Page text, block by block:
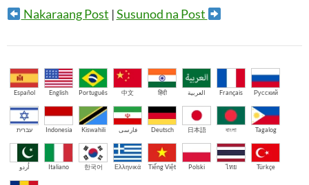
Nakaraang Post |Susunod na Post
Español English Português 中文 हिंदी العربية Français Русский
עברית Indonesia Kiswahili فارسی Deutsch 日本語 বাংলা Tagalog
اُردو Italiano 한국어 Ελληνικά Tiếng Việt Polski ไทย Türkçe